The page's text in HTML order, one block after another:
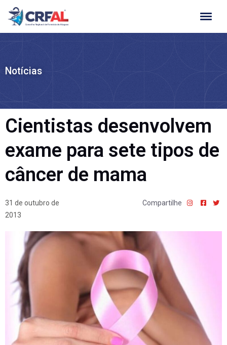
Ir
para
Notícias
Cientistas desenvolvem
exame para sete tipos de
câncer de mama
31 de outubro de
2013
Compartilhe